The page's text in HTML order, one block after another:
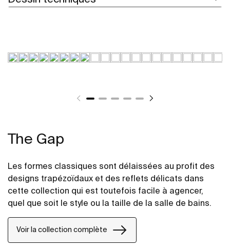
The Gap
Les formes classiques sont délaissées au profit des
designs trapézoïdaux et des reflets délicats dans
cette collection qui est toutefois facile à agencer,
quel que soit le style ou la taille de la salle de bains.
Voir la collection complète